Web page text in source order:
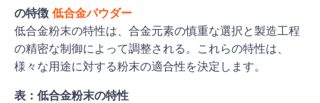
の特徴 低合金パウダー
低合金粉末の特性は、合金元素の慎重な選択と製造工程
の精密な制御によって調整される。これらの特性は、
様々な用途に対する粉末の適合性を決定します。
表：低合金粉末の特性